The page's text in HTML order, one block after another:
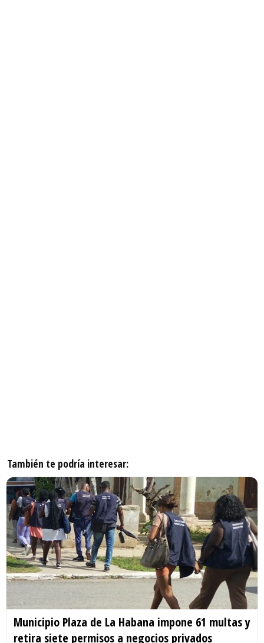
También te podría interesar:
Municipio Plaza de La Habana impone 61 multas y
retira siete permisos a negocios privados